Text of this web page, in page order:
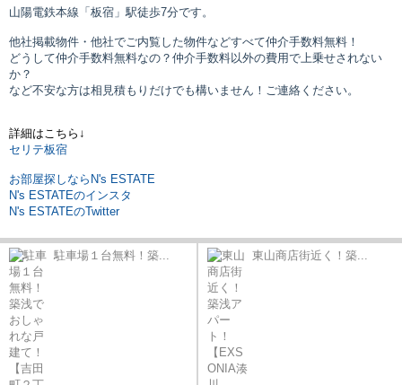
山陽電鉄本線「板宿」駅徒歩7分です。
他社掲載物件・他社でご内覧した物件などすべて仲介手数料無料！
どうして仲介手数料無料なの？仲介手数料以外の費用で上乗せされない
か？
など不安な方は相見積もりだけでも構いません！ご連絡ください。
詳細はこちら↓
セリテ板宿
お部屋探しならN's ESTATE
N's ESTATEのインスタ
N's ESTATEのTwitter
駐車場１台無料！築... 東山商店街近く！築...